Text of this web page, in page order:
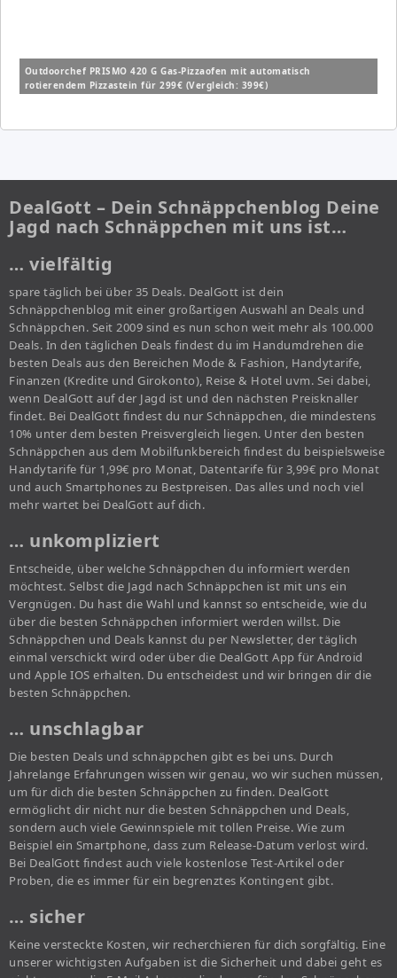
Outdoorchef PRISMO 420 G Gas-Pizzaofen mit automatisch
rotierendem Pizzastein für 299€ (Vergleich: 399€)
DealGott – Dein Schnäppchenblog Deine
Jagd nach Schnäppchen mit uns ist…
… vielfältig
spare täglich bei über 35 Deals. DealGott ist dein
Schnäppchenblog mit einer großartigen Auswahl an Deals und
Schnäppchen. Seit 2009 sind es nun schon weit mehr als 100.000
Deals. In den täglichen Deals findest du im Handumdrehen die
besten Deals aus den Bereichen Mode & Fashion, Handytarife,
Finanzen (Kredite und Girokonto), Reise & Hotel uvm. Sei dabei,
wenn DealGott auf der Jagd ist und den nächsten Preisknaller
findet. Bei DealGott findest du nur Schnäppchen, die mindestens
10% unter dem besten Preisvergleich liegen. Unter den besten
Schnäppchen aus dem Mobilfunkbereich findest du beispielsweise
Handytarife für 1,99€ pro Monat, Datentarife für 3,99€ pro Monat
und auch Smartphones zu Bestpreisen. Das alles und noch viel
mehr wartet bei DealGott auf dich.
… unkompliziert
Entscheide, über welche Schnäppchen du informiert werden
möchtest. Selbst die Jagd nach Schnäppchen ist mit uns ein
Vergnügen. Du hast die Wahl und kannst so entscheide, wie du
über die besten Schnäppchen informiert werden willst. Die
Schnäppchen und Deals kannst du per Newsletter, der täglich
einmal verschickt wird oder über die DealGott App für Android
und Apple IOS erhalten. Du entscheidest und wir bringen dir die
besten Schnäppchen.
… unschlagbar
Die besten Deals und schnäppchen gibt es bei uns. Durch
Jahrelange Erfahrungen wissen wir genau, wo wir suchen müssen,
um für dich die besten Schnäppchen zu finden. DealGott
ermöglicht dir nicht nur die besten Schnäppchen und Deals,
sondern auch viele Gewinnspiele mit tollen Preise. Wie zum
Beispiel ein Smartphone, dass zum Release-Datum verlost wird.
Bei DealGott findest auch viele kostenlose Test-Artikel oder
Proben, die es immer für ein begrenztes Kontingent gibt.
… sicher
Keine versteckte Kosten, wir recherchieren für dich sorgfältig. Eine
unserer wichtigsten Aufgaben ist die Sicherheit und dabei geht es